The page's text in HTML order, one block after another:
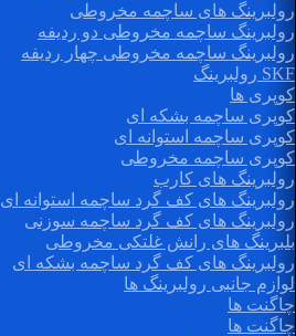
رولبرینگ های ساچمه مخروطی
رولبرینگ ساچمه مخروطی دو ردیفه
رولبرینگ ساچمه مخروطی چهار ردیفه
SKF رولبرینگ
کوپری ها
کوپری ساچمه بشکه ای
کوپری ساچمه استوانه ای
کوپری ساچمه مخروطی
رولبرینگ های کارب
رولبرینگ های کف گرد ساچمه استوانه ای
رولبرینگ های کف گرد ساچمه سوزنی
بلبرینگ های رانش غلتکی مخروطی
رولبرینگ های کف گرد ساچمه بشکه ای
لوازم جانبی رولبرینگ ها
چاگنت ها
چاگنت ها